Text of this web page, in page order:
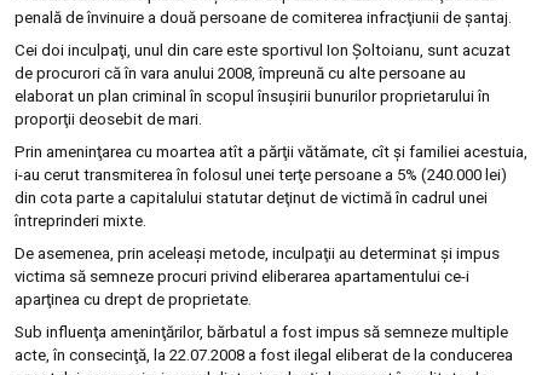
penală de învinuire a două persoane de comiterea infracţiunii de şantaj.
Cei doi inculpaţi, unul din care este sportivul Ion Şoltoianu, sunt acuzat
de procurori că în vara anului 2008, împreună cu alte persoane au
elaborat un plan criminal în scopul însuşirii bunurilor proprietarului în
proporţii deosebit de mari.
Prin ameninţarea cu moartea atît a părţii vătămate, cît şi familiei acestuia,
i-au cerut transmiterea în folosul unei terţe persoane a 5% (240.000 lei)
din cota parte a capitalului statutar deţinut de victimă în cadrul unei
întreprinderi mixte.
De asemenea, prin aceleaşi metode, inculpaţii au determinat şi impus
victima să semneze procuri privind eliberarea apartamentului ce-i
aparţinea cu drept de proprietate.
Sub influenţa ameninţărilor, bărbatul a fost impus să semneze multiple
acte, în consecinţă, la 22.07.2008 a fost ilegal eliberat de la conducerea